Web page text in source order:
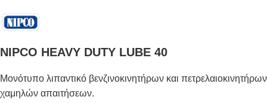
NIPCO HEAVY DUTY LUBE 40
Μονότυπο λιπαντικό βενζινοκινητήρων και πετρελαιοκινητήρων
χαμηλών απαιτήσεων.